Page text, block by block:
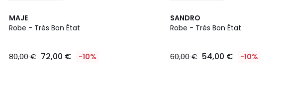
MAJE
Robe - Très Bon État
80,00 € 72,00 € -10%
SANDRO
Robe - Très Bon État
60,00 € 54,00 € -10%